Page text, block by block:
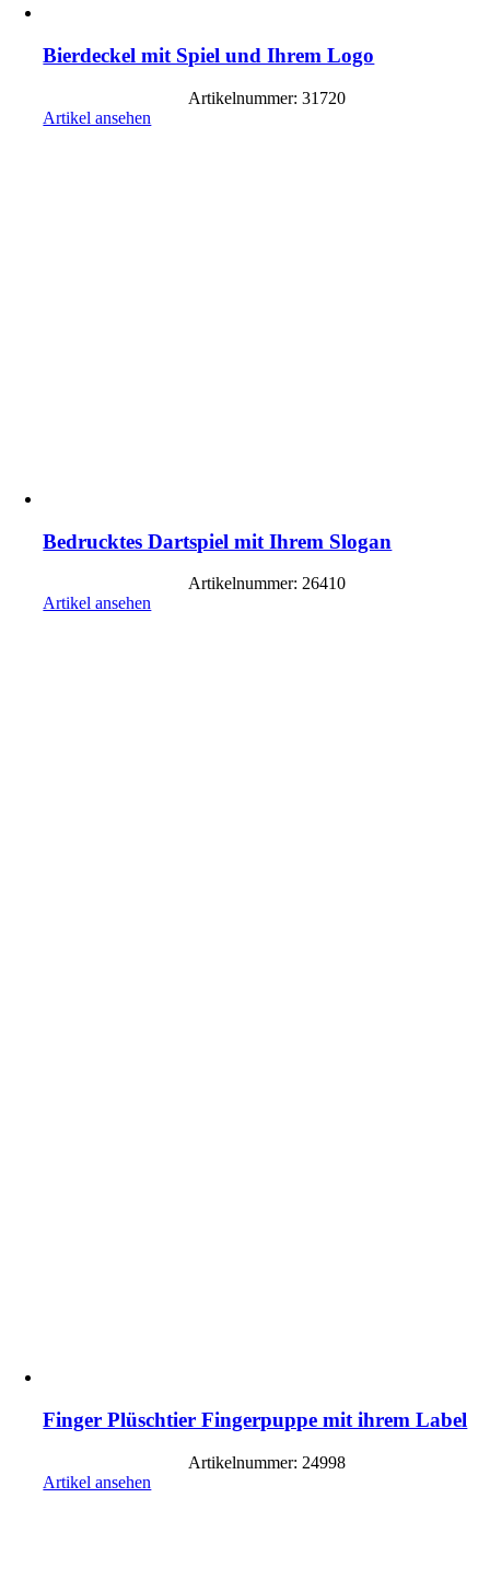
Bierdeckel mit Spiel und Ihrem Logo
Artikelnummer: 31720
Artikel ansehen
Bedrucktes Dartspiel mit Ihrem Slogan
Artikelnummer: 26410
Artikel ansehen
Finger Plüschtier Fingerpuppe mit ihrem Label
Artikelnummer: 24998
Artikel ansehen